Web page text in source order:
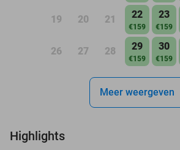
19 20 21 22
€159
23
€159
26 27 28 29
€159
30
€159
Meer weergeven
Highlights